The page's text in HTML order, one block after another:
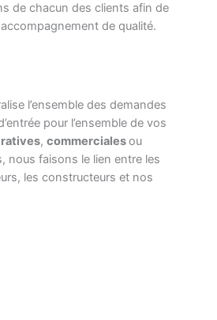
de chacun des clients afin de
de qualité.
l’ensemble des demandes
pour l’ensemble de vos
, commercialesou
nous faisons le lien entre les
les constructeurs et nos